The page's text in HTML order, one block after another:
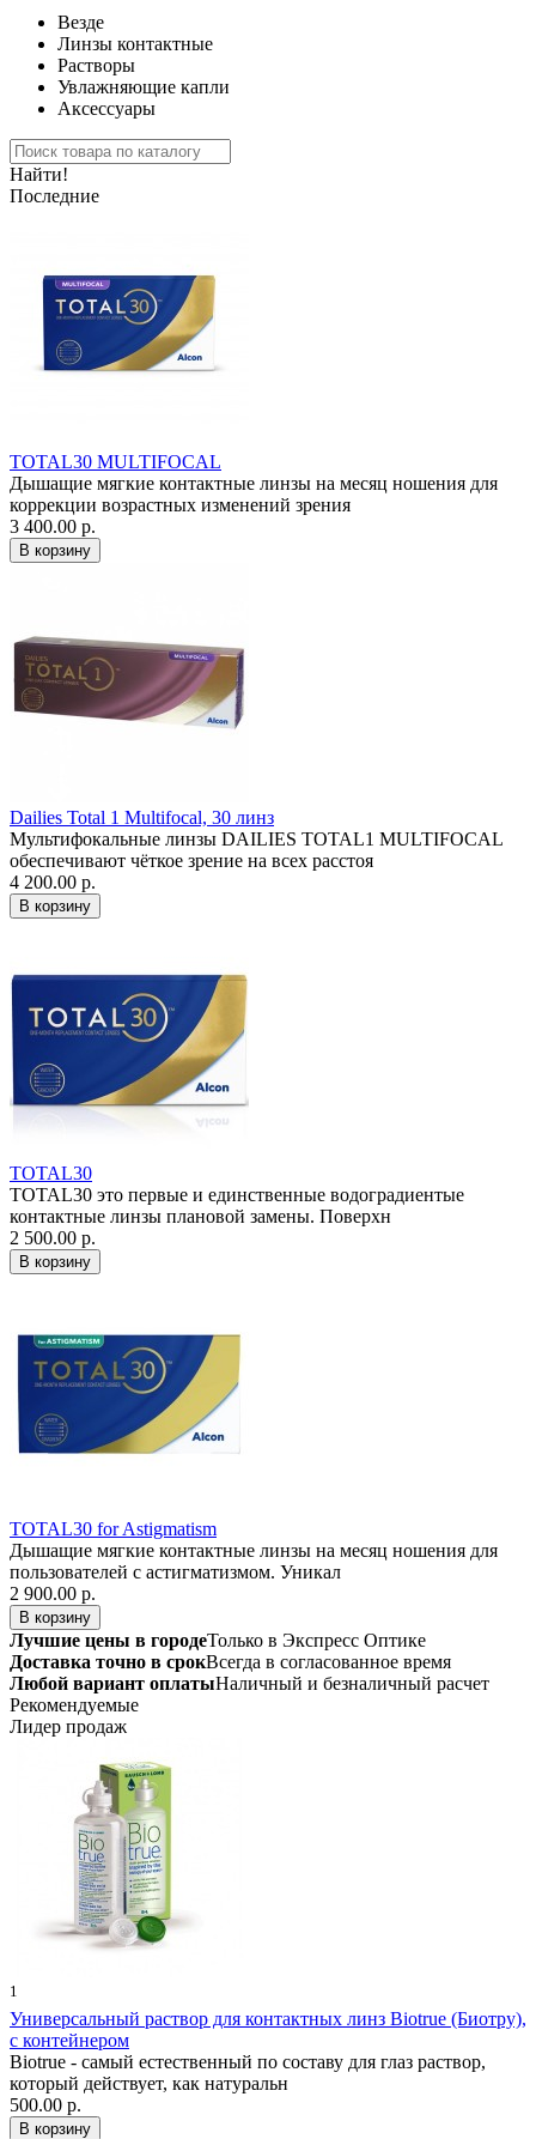
Везде
Линзы контактные
Растворы
Увлажняющие капли
Аксессуары
Найти!
Последние
TOTAL30 MULTIFOCAL
Дышащие мягкие контактные линзы на месяц ношения для
коррекции возрастных изменений зрения
3 400.00 р.
Dailies Total 1 Multifocal, 30 линз
Мультифокальные линзы DAILIES TOTAL1 MULTIFOCAL
обеспечивают чёткое зрение на всех расстоя
4 200.00 р.
TOTAL30
TOTAL30 это первые и единственные водоградиентые
контактные линзы плановой замены. Поверхн
2 500.00 р.
TOTAL30 for Astigmatism
Дышащие мягкие контактные линзы на месяц ношения для
пользователей с астигматизмом. Уникал
2 900.00 р.
Лучшие цены в городеТолько в Экспресс Оптике
Доставка точно в срокВсегда в согласованное время
Любой вариант оплатыНаличный и безналичный расчет
Рекомендуемые
Лидер продаж
1
Универсальный раствор для контактных линз Biotrue (Биотру),
с контейнером
Biotrue - самый естественный по составу для глаз раствор,
который действует, как натуральн
500.00 р.